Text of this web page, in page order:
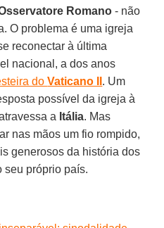
Romano - não
O problema é uma igreja
reconectar à última
nacional, a dos anos
doVaticano II . Um
possível da igreja à
a Itália. Mas
nas mãos um fio rompido,
generosos da história dos
seu próprio país.